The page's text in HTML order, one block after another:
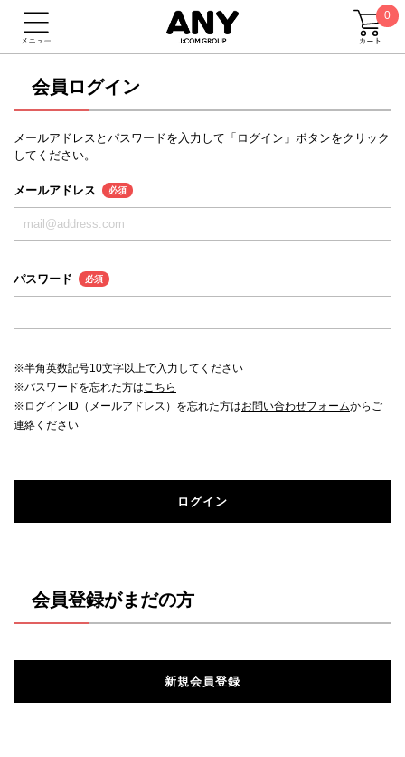
0
会員ログイン
メールアドレスとパスワードを入力して「ログイン」ボタンをクリック
してください。
メールアドレス 必須
パスワード 必須
※半角英数記号10文字以上で入力してください
※パスワードを忘れた方はこちら
※ログインID（メールアドレス）を忘れた方はお問い合わせフォームからご
連絡ください
ログイン
会員登録がまだの方
新規会員登録